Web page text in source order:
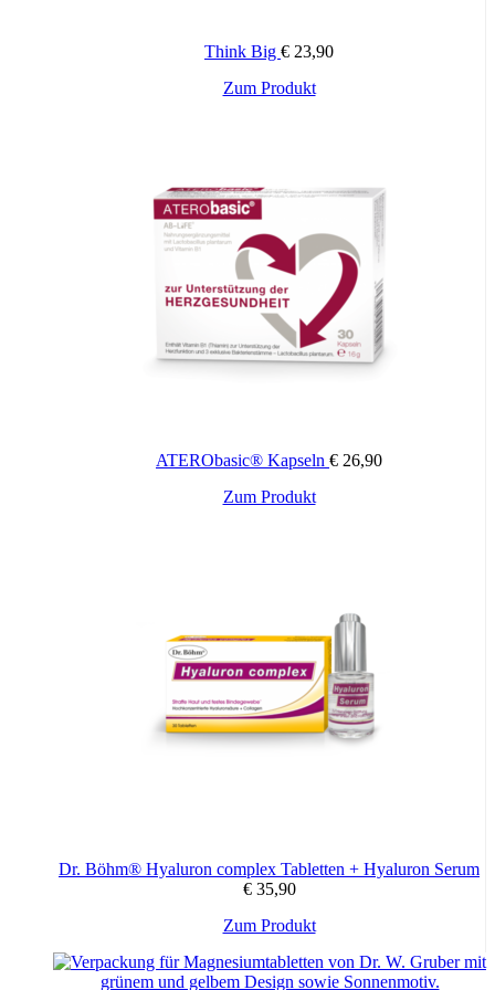
abwechslungsreiche und ausgewogene Ernährung sowie für eine
gesunde Lebensweise dar. Die angegebene empfohlene Tagesdosis
nicht überschreiten. Für Kinder unerreichbar aufbewahren.
Think Big € 23,90
Zum Produkt
ATERObasic® Kapseln € 26,90
Zum Produkt
Dr. Böhm® Hyaluron complex Tabletten + Hyaluron Serum
€35,90
Zum Produkt